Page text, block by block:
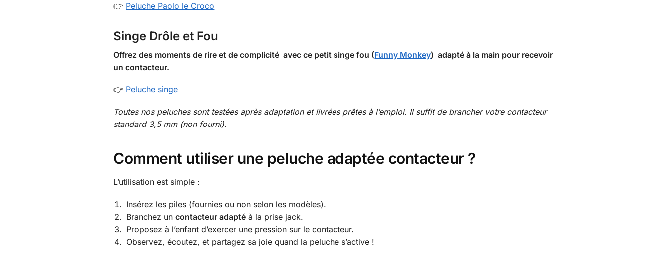
👉 Peluche Paolo le Croco
Singe Drôle et Fou
Offrez des moments de rire et de complicité avec ce petit singe fou (Funny Monkey) adapté à la main pour recevoir
un contacteur.
👉 Peluche singe
Toutes nos peluches sont testées après adaptation et livrées prêtes à l’emploi. Il suffit de brancher votre contacteur
standard 3,5 mm (non fourni).
Comment utiliser une peluche adaptée contacteur ?
L’utilisation est simple :
Insérez les piles (fournies ou non selon les modèles).
Branchez uncontacteur adapté à la prise jack.
Proposez à l’enfant d’exercer une pression sur le contacteur.
Observez, écoutez, et partagez sa joie quand la peluche s’active !